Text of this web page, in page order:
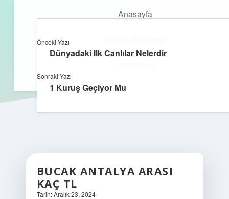
Anasayfa
aç
kefa.com.tr
BUCAK ANTALYA ARASI
KAÇ TL
Tarih: Aralık 23, 2024
Önceki Yazı
Dünyadaki Ilk Canlılar Nelerdir
Sonraki Yazı
1 Kuruş Geçiyor Mu